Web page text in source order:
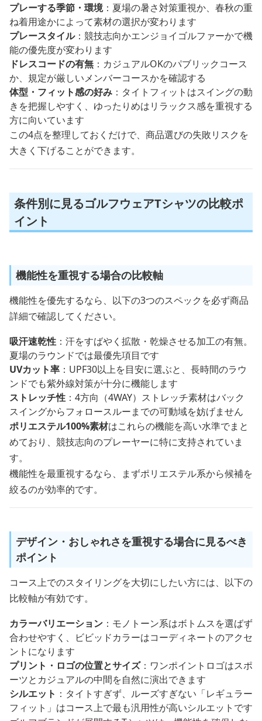
プレーする季節・環境：夏場の暑さ対策重視か、春秋の重
ね着用途かによって素材の選択が変わります
プレースタイル：競技志向かエンジョイゴルファーかで機
能の優先度が変わります
ドレスコードの有無 ：カジュアルOKのパブリックコース
か、規定が厳しいメンバーコースかを確認する
体型・フィット感の好み ：タイトフィットはスイングの動
きを把握しやすく、ゆったりめはリラックス感を重視する
方に向いています
この4点を整理しておくだけで、商品選びの失敗リスクを
大きく下げることができます。
条件別に見るゴルフウェアTシャツの比較ポ
イント
機能性を重視する場合の比較軸
機能性を優先するなら、以下の3つのスペックを必ず商品
詳細で確認してください。
吸汗速乾性 ：汗をすばやく拡散・乾燥させる加工の有無。
夏場のラウンドでは最優先項目です
UVカット率 ：UPF30以上を目安に選ぶと、長時間のラウ
ンドでも紫外線対策が十分に機能します
ストレッチ性 ：4方向（4WAY）ストレッチ素材はバック
スイングからフォロースルーまでの可動域を妨げません
ポリエステル100%素材はこれらの機能を高い水準でまと
めており、競技志向のプレーヤーに特に支持されていま
す。
機能性を最重視するなら、まずポリエステル系から候補を
絞るのが効率的です。
デザイン・おしゃれさを重視する場合に見るべき
ポイント
コース上でのスタイリングを大切にしたい方には、以下の
比較軸が有効です。
カラーバリエーション ：モノトーン系はボトムスを選ばず
合わせやすく、ビビッドカラーはコーディネートのアクセ
ントになります
プリント・ロゴの位置とサイズ：ワンポイントロゴはスポ
ーツとカジュアルの中間を自然に演出できます
シルエット ：タイトすぎず、ルーズすぎない「レギュラー
フィット」はコース上で最も汎用性が高いシルエットです